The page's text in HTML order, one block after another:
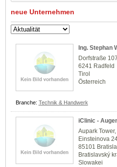
neue Unternehmen
Ing. Stephan
Dorfstraße
6241 Radfeld
Tirol
Österreich
Branche: Technik & Handwerk
iClinic -
Aupark
Einsteinova
85101
Bratislavský
Slowakei